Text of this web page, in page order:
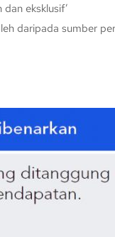
dan eksklusif’
daripada sumber